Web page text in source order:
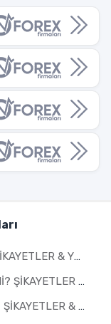
YORUMLAR 2026
& YORUMLAR 2026
& YORUMLAR 2026